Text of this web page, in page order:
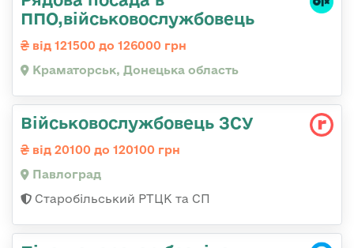
ППО,військовослужбовець
від 121500 до 126000 грн
Краматорськ, Донецька область
Військовослужбовець ЗСУ
від 20100 до 120100 грн
Павлоград
Старобільський РТЦК та СП